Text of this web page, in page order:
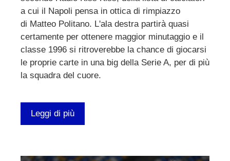
a cui il Napoli pensa in ottica di rimpiazzo
di Matteo Politano. L'ala destra partirà quasi
certamente per ottenere maggior minutaggio e il
classe 1996 si ritroverebbe la chance di giocarsi
le proprie carte in una big della Serie A, per di più
la squadra del cuore.
Leggi di più